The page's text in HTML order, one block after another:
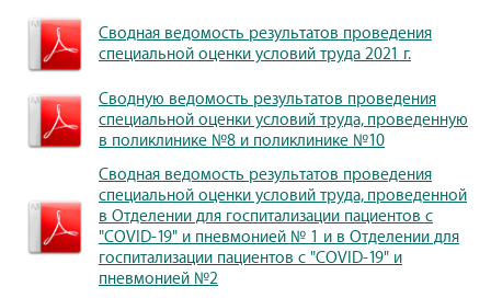
Сводная ведомость результатов проведения
специальной оценки условий труда 2021 г.
Сводную ведомость результатов проведения
специальной оценки условий труда, проведенную
в поликлинике №8 и поликлинике №10
Сводная ведомость результатов проведения
специальной оценки условий труда, проведенной
в Отделении для госпитализации пациентов с
"COVID-19" и пневмонией № 1 и в Отделении для
госпитализации пациентов с "COVID-19" и
пневмонией №2